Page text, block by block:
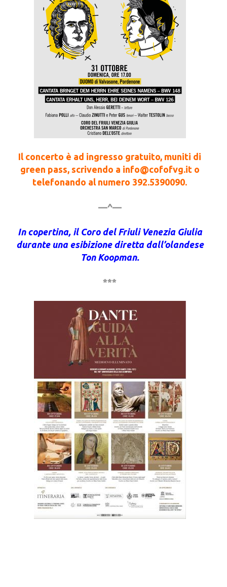
Il concerto è ad ingresso gratuito, muniti di
green pass, scrivendo a info@cofofvg.it o
telefonando al numero 392.5390090.
—^—
In copertina, il Coro del Friuli Venezia Giulia
durante una esibizione diretta dall’olandese
Ton Koopman.
***